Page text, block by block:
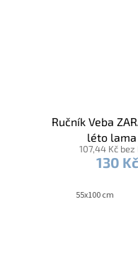
Ručník Veba
léto lama
107,44 Kč bez
130 Kč
55x100 cm